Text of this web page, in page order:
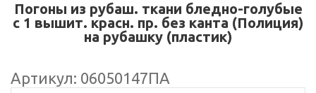
Погоны из рубаш. ткани бледно-голубые
с 1 вышит. красн. пр. без канта (Полиция)
на рубашку (пластик)
Артикул: 06050147ПА